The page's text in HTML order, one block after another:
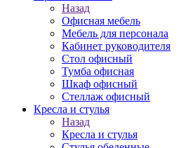
Назад
Офисная мебель
Мебель для персонала
Кабинет руководителя
Стол офисный
Тумба офисная
Шкаф офисный
Стеллаж офисный
Кресла и стулья
Назад
Кресла и стулья